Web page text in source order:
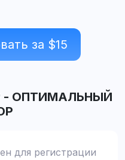
за $15
- ОПТИМАЛЬНЫЙ
для регистрации